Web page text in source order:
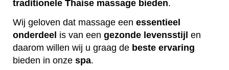
traditionele Thaise massage bieden.
Wij geloven dat massage een essentieel
onderdeel is van een gezonde levensstijl en
daarom willen wij u graag de beste ervaring
bieden in onze spa.